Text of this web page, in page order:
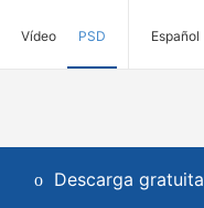
Vídeo PSD Español
Descarga gratuita